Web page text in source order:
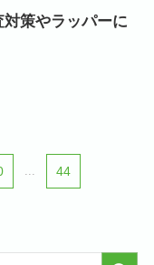
策やラッパーに
44